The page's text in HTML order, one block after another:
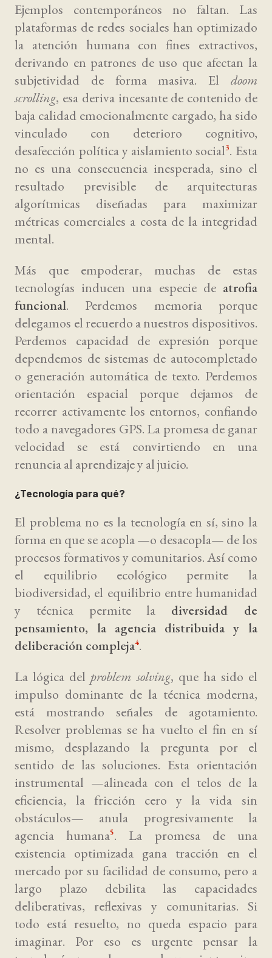
Ejemplos contemporáneos no faltan. Las
plataformas de redes sociales han optimizado
la atención humana con fines extractivos,
derivando en patrones de uso que afectan la
subjetividad de forma masiva. El doom
scrolling, esa deriva incesante de contenido de
baja calidad emocionalmente cargado, ha sido
vinculado con deterioro cognitivo,
desafección política y aislamiento social3. Esta
no es una consecuencia inesperada, sino el
resultado previsible de arquitecturas
algorítmicas diseñadas para maximizar
métricas comerciales a costa de la integridad
mental.
Más que empoderar, muchas de estas
tecnologías inducen una especie de atrofia
funcional. Perdemos memoria porque
delegamos el recuerdo a nuestros dispositivos.
Perdemos capacidad de expresión porque
dependemos de sistemas de autocompletado
o generación automática de texto. Perdemos
orientación espacial porque dejamos de
recorrer activamente los entornos, confiando
todo a navegadores GPS. La promesa de ganar
velocidad se está convirtiendo en una
renuncia al aprendizaje y al juicio.
¿Tecnología para qué?
El problema no es la tecnología en sí, sino la
forma en que se acopla —o desacopla— de los
procesos formativos y comunitarios. Así como
el equilibrio ecológico permite la
biodiversidad, el equilibrio entre humanidad
y técnica permite la diversidad de
pensamiento, la agencia distribuida y la
deliberación compleja4.
La lógica delproblem solving, que ha sido el
impulso dominante de la técnica moderna,
está mostrando señales de agotamiento.
Resolver problemas se ha vuelto el fin en sí
mismo, desplazando la pregunta por el
sentido de las soluciones. Esta orientación
instrumental —alineada con el telos de la
eficiencia, la fricción cero y la vida sin
obstáculos— anula progresivamente la
agencia humana5. La promesa de una
existencia optimizada gana tracción en el
mercado por su facilidad de consumo, pero a
largo plazo debilita las capacidades
deliberativas, reflexivas y comunitarias. Si
todo está resuelto, no queda espacio para
imaginar. Por eso es urgente pensar la